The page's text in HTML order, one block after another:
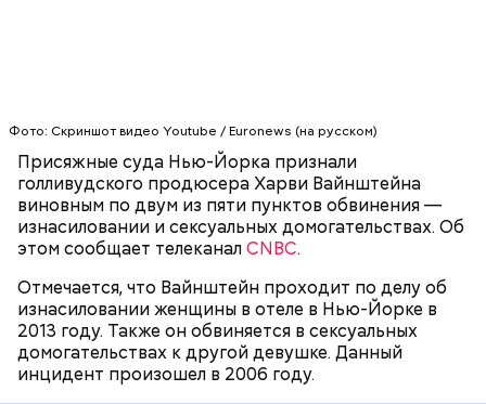
Фото: Скриншот видео Youtube / Euronews (на русском)
Присяжные суда Нью-Йорка признали
голливудского продюсера Харви Вайнштейна
виновным по двум из пяти пунктов обвинения —
изнасиловании и сексуальных домогательствах. Об
этом сообщает телеканалCNBC.
Отмечается, что Вайнштейн проходит по делу об
изнасиловании женщины в отеле в Нью-Йорке в
2013 году. Также он обвиняется в сексуальных
домогательствах к другой девушке. Данный
инцидент произошел в 2006 году.